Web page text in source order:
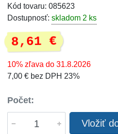
Kód tovaru: 085623
Dostupnosť: skladom 2 ks
8,61 €
10% zľava do 31.8.2026
7,00 € bez DPH 23%
Počet:
Vložiť